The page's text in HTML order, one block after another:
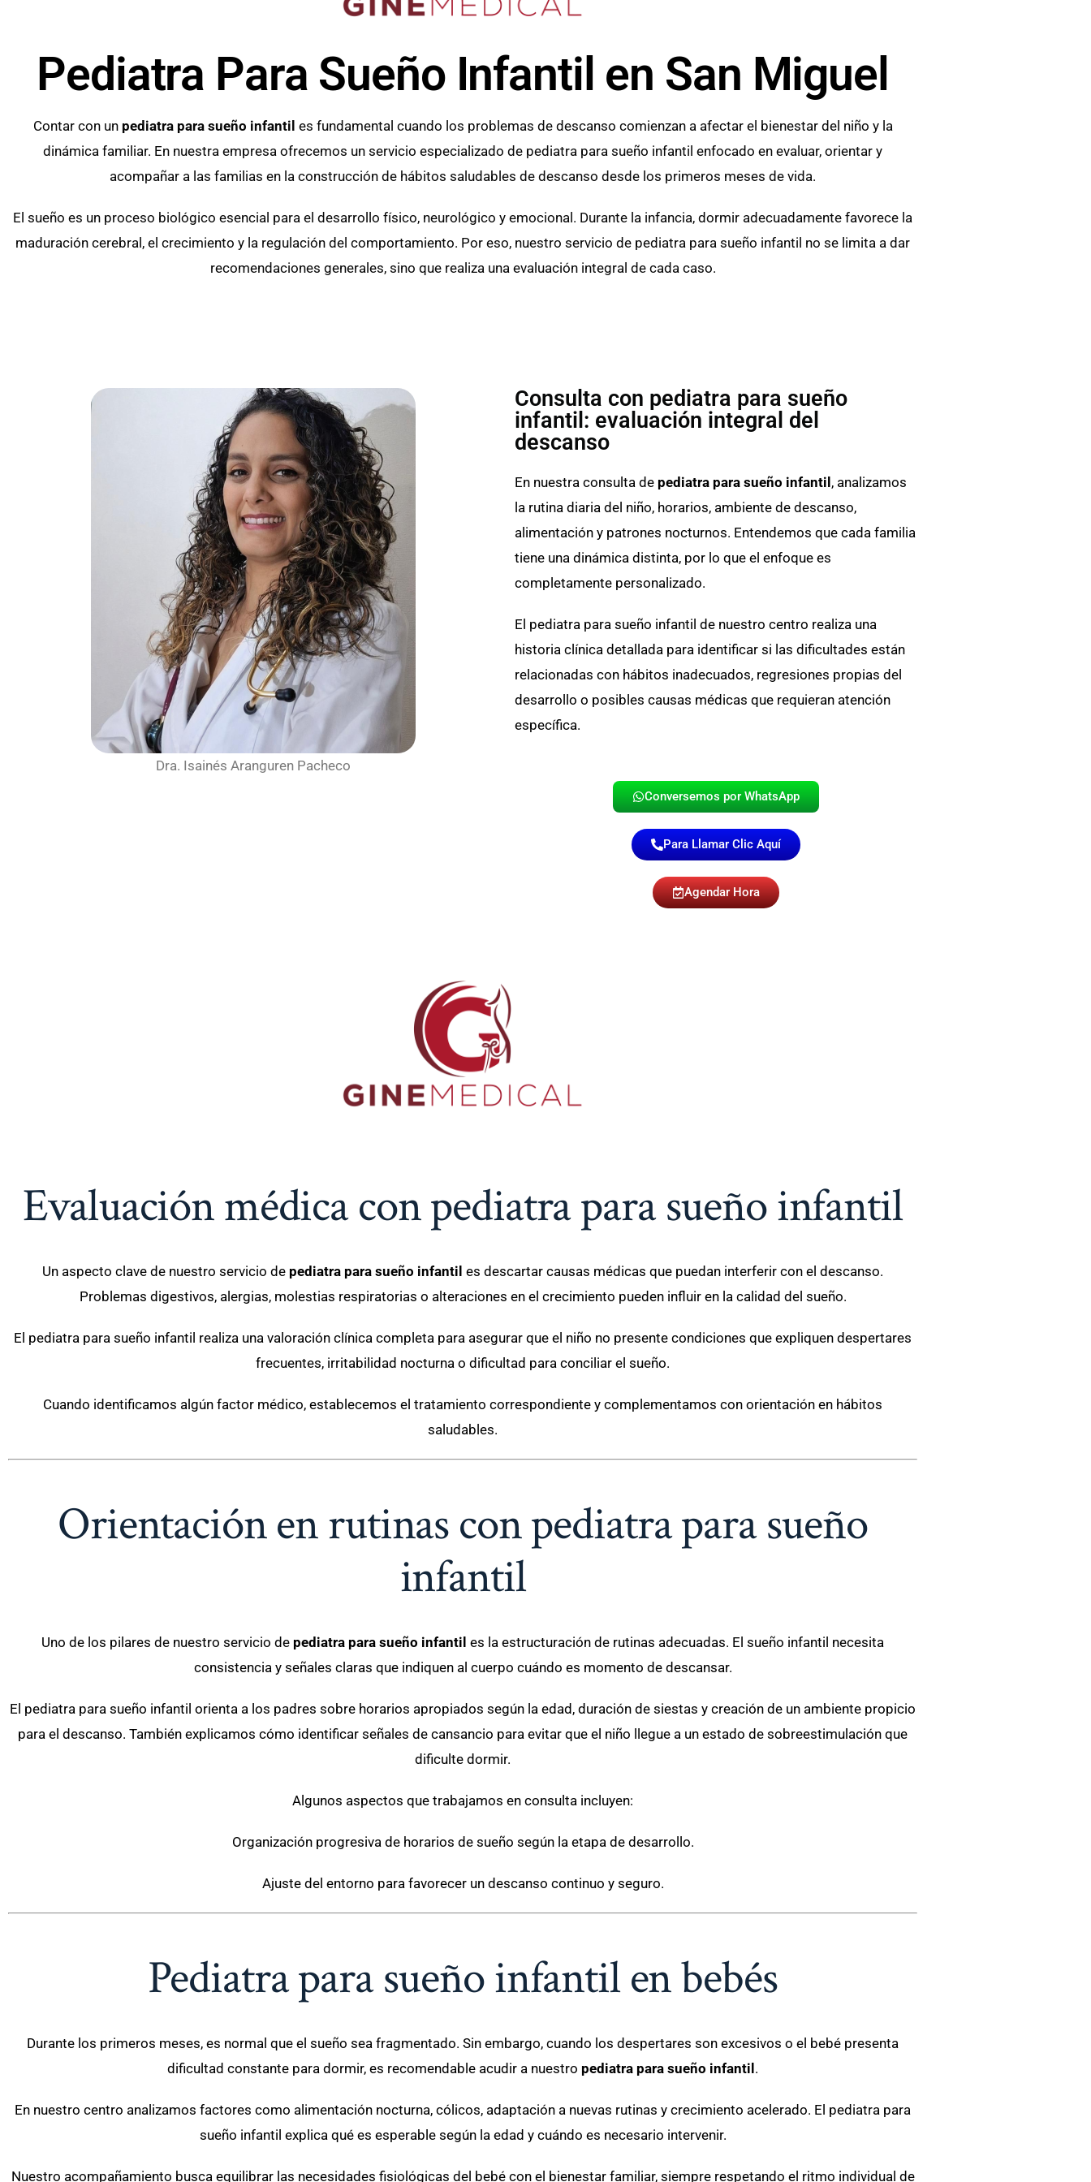
Pediatra Para Sueño Infantil en San Miguel
Contar con un pediatra para sueño infantil es fundamental cuando los problemas de descanso comienzan a afectar el bienestar del niño y la
dinámica familiar. En nuestra empresa ofrecemos un servicio especializado de pediatra para sueño infantil enfocado en evaluar, orientar y
acompañar a las familias en la construcción de hábitos saludables de descanso desde los primeros meses de vida.
El sueño es un proceso biológico esencial para el desarrollo físico, neurológico y emocional. Durante la infancia, dormir adecuadamente favorece la
maduración cerebral, el crecimiento y la regulación del comportamiento. Por eso, nuestro servicio de pediatra para sueño infantil no se limita a dar
recomendaciones generales, sino que realiza una evaluación integral de cada caso.
Dra. Isainés Aranguren Pacheco
Consulta con pediatra para sueño
infantil: evaluación integral del
descanso
En nuestra consulta de pediatra para sueño infantil , analizamos
la rutina diaria del niño, horarios, ambiente de descanso,
alimentación y patrones nocturnos. Entendemos que cada familia
tiene una dinámica distinta, por lo que el enfoque es
completamente personalizado.
El pediatra para sueño infantil de nuestro centro realiza una
historia clínica detallada para identificar si las dificultades están
relacionadas con hábitos inadecuados, regresiones propias del
desarrollo o posibles causas médicas que requieran atención
específica.
Conversemos por WhatsApp
Para Llamar Clic Aquí
Agendar Hora
Evaluación médica con pediatra para sueño infantil
Un aspecto clave de nuestro servicio de pediatra para sueño infantil es descartar causas médicas que puedan interferir con el descanso.
Problemas digestivos, alergias, molestias respiratorias o alteraciones en el crecimiento pueden influir en la calidad del sueño.
El pediatra para sueño infantil realiza una valoración clínica completa para asegurar que el niño no presente condiciones que expliquen despertares
frecuentes, irritabilidad nocturna o dificultad para conciliar el sueño.
Cuando identificamos algún factor médico, establecemos el tratamiento correspondiente y complementamos con orientación en hábitos
saludables.
Orientación en rutinas con pediatra para sueño
infantil
Uno de los pilares de nuestro servicio de pediatra para sueño infantil es la estructuración de rutinas adecuadas. El sueño infantil necesita
consistencia y señales claras que indiquen al cuerpo cuándo es momento de descansar.
El pediatra para sueño infantil orienta a los padres sobre horarios apropiados según la edad, duración de siestas y creación de un ambiente propicio
para el descanso. También explicamos cómo identificar señales de cansancio para evitar que el niño llegue a un estado de sobreestimulación que
dificulte dormir.
Algunos aspectos que trabajamos en consulta incluyen:
Organización progresiva de horarios de sueño según la etapa de desarrollo.
Ajuste del entorno para favorecer un descanso continuo y seguro.
Pediatra para sueño infantil en bebés
Durante los primeros meses, es normal que el sueño sea fragmentado. Sin embargo, cuando los despertares son excesivos o el bebé presenta
dificultad constante para dormir, es recomendable acudir a nuestro pediatra para sueño infantil .
En nuestro centro analizamos factores como alimentación nocturna, cólicos, adaptación a nuevas rutinas y crecimiento acelerado. El pediatra para
sueño infantil explica qué es esperable según la edad y cuándo es necesario intervenir.
Nuestro acompañamiento busca equilibrar las necesidades fisiológicas del bebé con el bienestar familiar, siempre respetando el ritmo individual de